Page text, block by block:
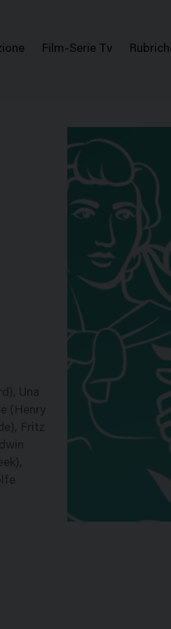
Film-Serie Tv
Una
(Henry
Fritz